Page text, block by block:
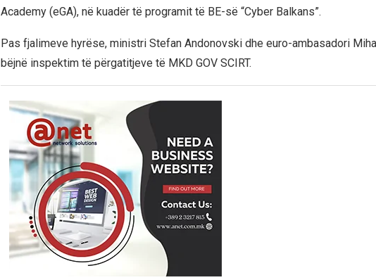
Academy (eGA), në kuadër të programit të BE-së “Cyber Balkans”.
Pas fjalimeve hyrëse, ministri Stefan Andonovski dhe euro-ambasadori
bëjnë inspektim të përgatitjeve të MKD GOV SСIRT.